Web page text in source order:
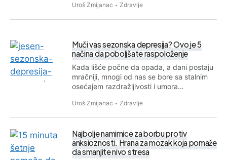
Uroš Zmijanac Zdravlje
Muči vas sezonska depresija? Ovo je 5
načina da poboljšate raspoloženje
Kada lišće počne da opada, a dani postaju
mračniji, mnogi od nas se bore sa stalnim
osećajem razdražljivosti i umora…
Uroš Zmijanac Zdravlje
Najbolje namirnice za borbu protiv
anksioznosti. Hrana za mozak koja pomaže
da smanjite nivo stresa